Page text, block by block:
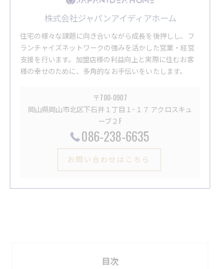
株式会社ジャパンアイディアホーム
住宅の様々な課題に向き合いながら成長を後押しし、フ
ランチャイズネットワークの強みを活かした営業・経営
支援を行います。加盟店様の利益向上と実際に住むお客
様の幸せのために、多角的なお手伝いをいたします。
〒700-0907
岡山県岡山市北区下石井１丁目１−１７ アクロスキュ
ーブ２F
086-238-6635
お問い合わせはこちら
目次